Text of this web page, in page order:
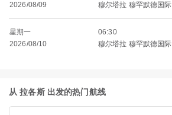
2026/08/09
穆尔塔拉 穆罕默德国
星期一
2026/08/10
06:30
穆尔塔拉 穆罕默德国
从 拉各斯 出发的热门航线